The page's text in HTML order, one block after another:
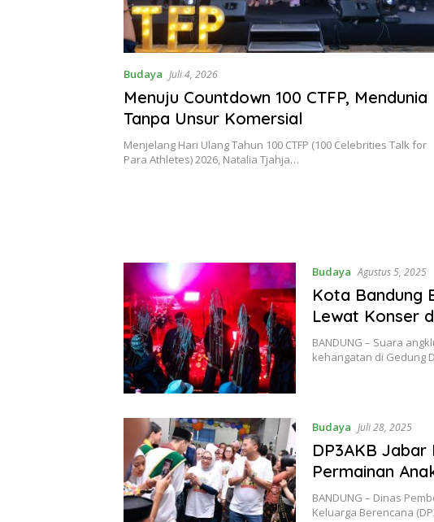
Budaya Juli 4, 2026
Menuju Countdown 100 CTFP, Mendunia
Tanpa Unsur Komersial
Menjelang Hari Ulang Tahun 100 CTFP (100 Celebrities Talk for
Para Athletes) 2026, Natalia Tjahja…
Budaya Agustus 5, 2025
Kota Bandung
Lewat Konser
BANDUNG – Suara
kehangatan di Gedung
Budaya Juli 28, 2025
DP3AKB
Permainan
BANDUNG – Dinas
Keluarga Berencana